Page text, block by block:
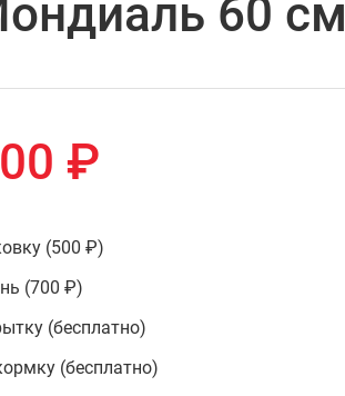
60 см
₽
(500 ₽)
(700 ₽)
(бесплатно)
(бесплатно)